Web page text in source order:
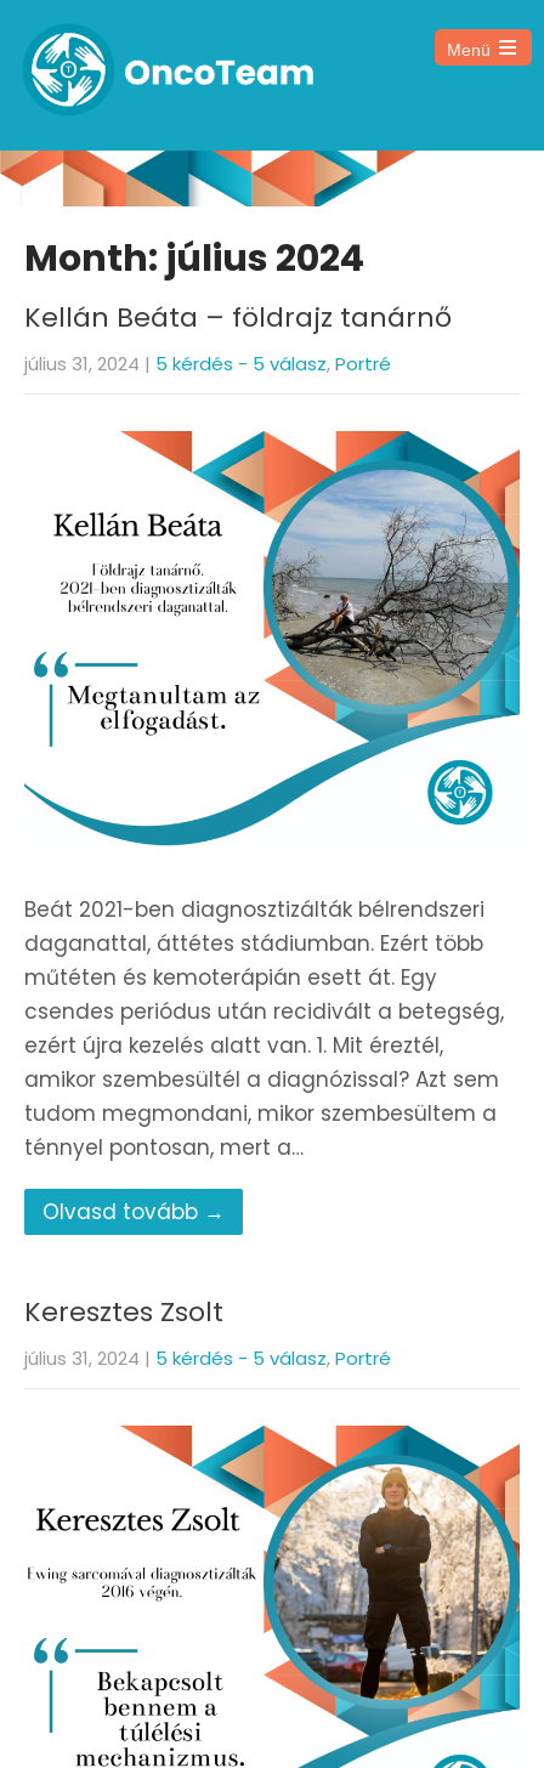
Menü
Month: július 2024
Kellán Beáta – földrajz tanárnő
július 31, 2024 | 5 kérdés - 5 válasz,Portré
Beát 2021-ben diagnosztizálták bélrendszeri
daganattal, áttétes stádiumban. Ezért több
műtéten és kemoterápián esett át. Egy
csendes periódus után recidivált a betegség,
ezért újra kezelés alatt van. 1. Mit éreztél,
amikor szembesültél a diagnózissal? Azt sem
tudom megmondani, mikor szembesültem a
ténnyel pontosan, mert a…
Olvasd tovább →
Keresztes Zsolt
július 31, 2024 | 5 kérdés - 5 válasz,Portré